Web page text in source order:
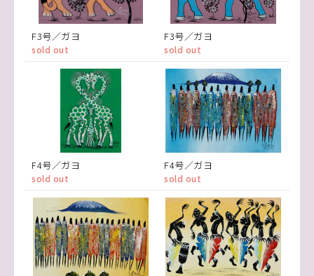
F3号／ガヨ
sold out
F3号／ガヨ
sold out
F4号／ガヨ
sold out
F4号／ガヨ
sold out